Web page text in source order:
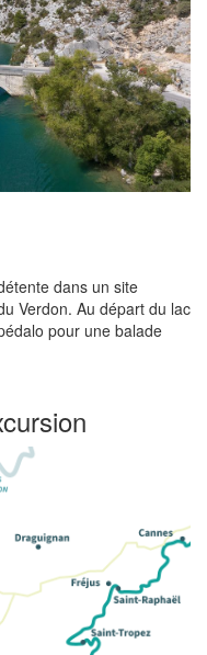
dans un site
Verdon. Au départ du lac
pour une balade